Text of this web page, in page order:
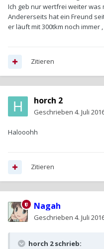
Ich geb nur wertfrei weiter was
Andererseits hat ein Freund
er läuft mit 300tkm noch immer
Zitieren
horch 2
Geschrieben 4. Juli
Halooohh
Zitieren
Nagah
Geschrieben 4. Juli
horch 2 schrieb: